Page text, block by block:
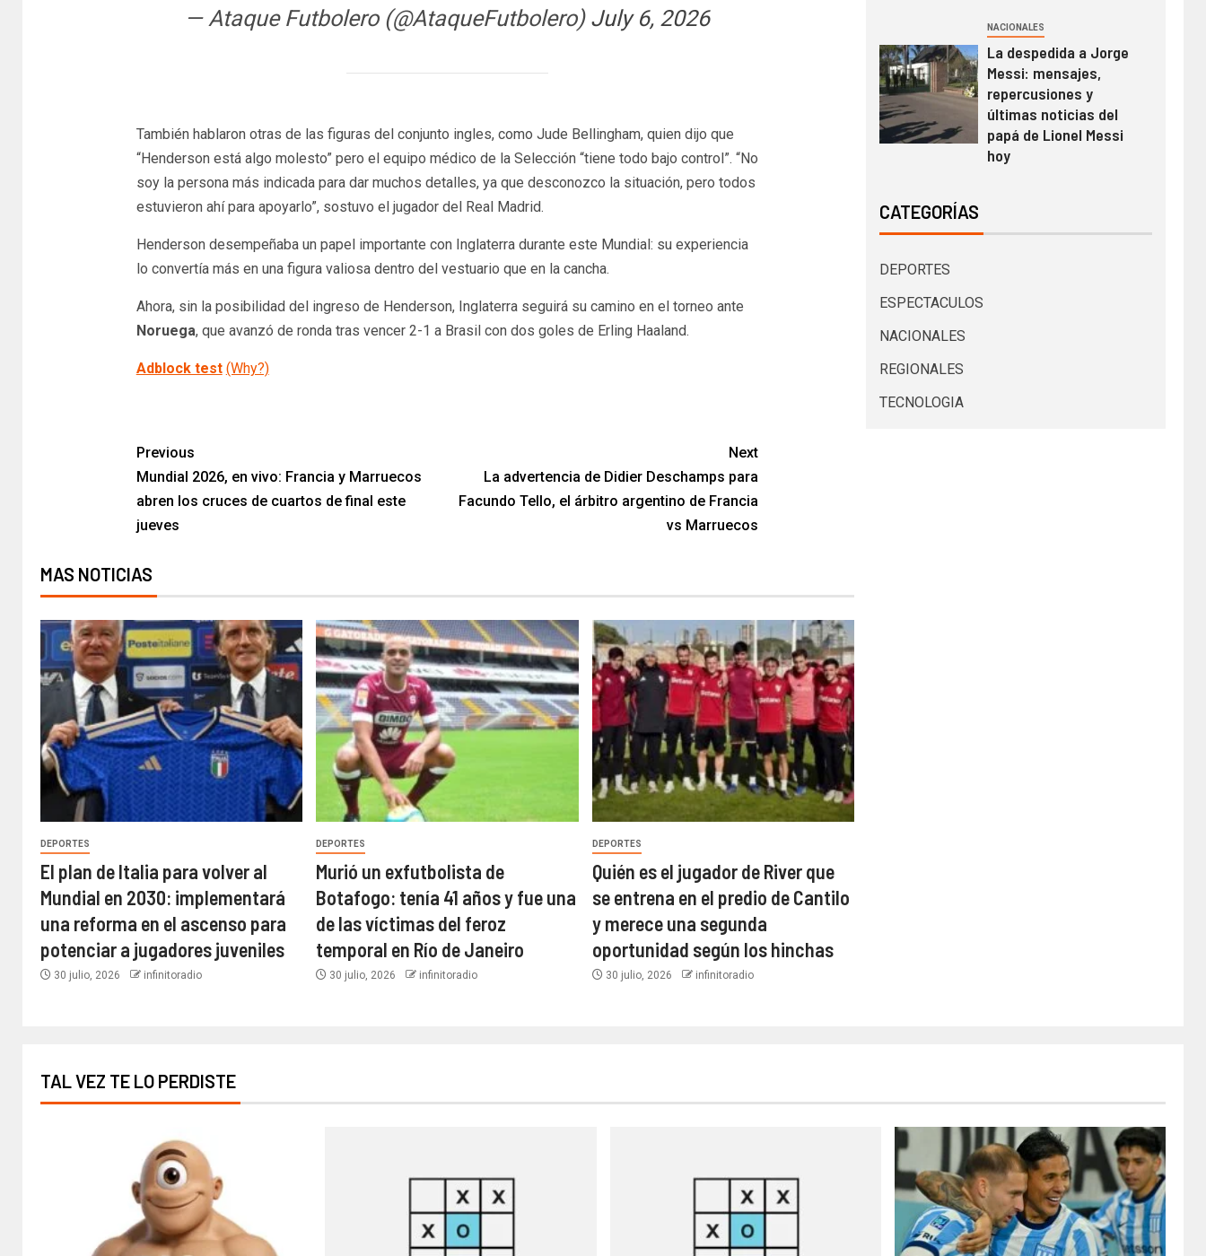
— Ataque Futbolero (@AtaqueFutbolero) July 6, 2026
También hablaron otras de las figuras del conjunto ingles, como Jude Bellingham, quien dijo que
“Henderson está algo molesto” pero el equipo médico de la Selección “tiene todo bajo control”. “No
soy la persona más indicada para dar muchos detalles, ya que desconozco la situación, pero todos
estuvieron ahí para apoyarlo”, sostuvo el jugador del Real Madrid.
Henderson desempeñaba un papel importante con Inglaterra durante este Mundial: su experiencia
lo convertía más en una figura valiosa dentro del vestuario que en la cancha.
Ahora, sin la posibilidad del ingreso de Henderson, Inglaterra seguirá su camino en el torneo ante
Noruega, que avanzó de ronda tras vencer 2-1 a Brasil con dos goles de Erling Haaland.
Adblock test (Why?)
Previous
Mundial 2026, en vivo: Francia y Marruecos
abren los cruces de cuartos de final este
jueves
Next
La advertencia de Didier Deschamps para
Facundo Tello, el árbitro argentino de Francia
vs Marruecos
MAS NOTICIAS
DEPORTES
El plan de Italia para volver al
Mundial en 2030: implementará
una reforma en el ascenso para
potenciar a jugadores juveniles
30 julio, 2026 infinitoradio
DEPORTES
Murió un exfutbolista de
Botafogo: tenía 41 años y fue una
de las víctimas del feroz
temporal en Río de Janeiro
30 julio, 2026 infinitoradio
DEPORTES
Quién es el jugador de River que
se entrena en el predio de Cantilo
y merece una segunda
oportunidad según los hinchas
30 julio, 2026 infinitoradio
NACIONALES
La despedida a Jorge
Messi: mensajes,
repercusiones y
últimas noticias del
papá de Lionel Messi
hoy
CATEGORÍAS
DEPORTES
ESPECTACULOS
NACIONALES
REGIONALES
TECNOLOGIA
TAL VEZ TE LO PERDISTE